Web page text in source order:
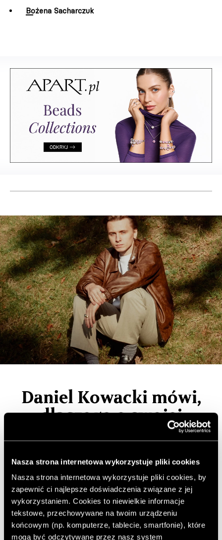
Nasza strona internetowa wykorzystuje pliki cookies
Nasza strona internetowa wykorzystuje pliki cookies, by
zapewnić ci najlepsze doświadczenia związane z jej
wykorzystaniem. Cookies to niewielkie informacje
tekstowe, przechowywane na twoim urządzeniu
końcowym (np. komputerze, tablecie, smartfonie), które
mogą być odczytywane przez nasz system
Bożena Sacharczuk
Daniel Kowacki mówi,
dlaczego o swojej
twórczości warto
Artystę Daniela Kowackiego cechuje wrażliwość, która
pomaga mu uchwycić na obrazach beztroskę
dzieciństwa. Jest też bacznym obserwatorem, co
umożliwia mu wierne portretowanie świateł i cieni, które
można czasem dostrzec na ścianach i podłogach.